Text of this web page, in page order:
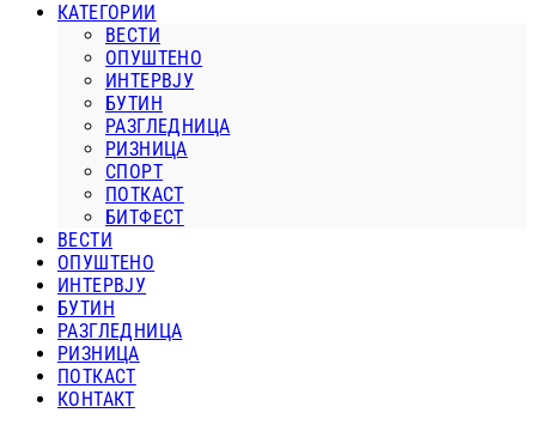
КАТЕГОРИИ
ВЕСТИ
ОПУШТЕНО
ИНТЕРВЈУ
БУТИН
РАЗГЛЕДНИЦА
РИЗНИЦА
СПОРТ
ПОТКАСТ
БИТФЕСТ
ВЕСТИ
ОПУШТЕНО
ИНТЕРВЈУ
БУТИН
РАЗГЛЕДНИЦА
РИЗНИЦА
ПОТКАСТ
КОНТАКТ